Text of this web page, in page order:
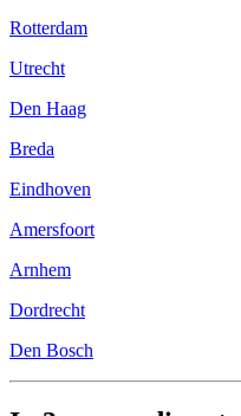
Rotterdam
Utrecht
Den Haag
Breda
Eindhoven
Amersfoort
Arnhem
Dordrecht
Den Bosch